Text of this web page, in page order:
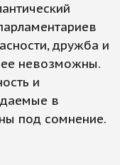
дружба и
невозможны.
и
в
под сомнение.